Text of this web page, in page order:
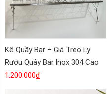
Kệ Quầy Bar – Giá Treo Ly
Rượu Quầy Bar Inox 304 Cao
Cấp KB-826
1.200.000₫